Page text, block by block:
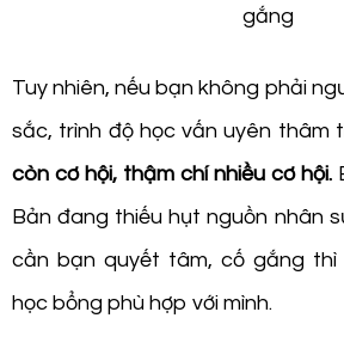
gắng
Tuy nhiên, nếu bạn không phải
sắc, trình độ học vấn uyên thâm
còn cơ hội, thậm chí nhiều cơ hội.
Bản đang thiếu hụt nguồn nhân
cần bạn quyết tâm, cố gắng
học bổng phù hợp với mình.